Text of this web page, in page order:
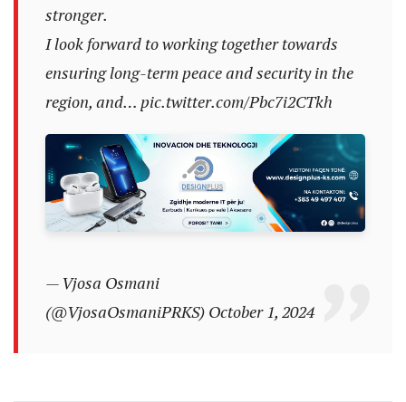
stronger.
I look forward to working together towards
ensuring long-term peace and security in the
region, and… pic.twitter.com/Pbc7i2CTkh
— Vjosa Osmani
(@VjosaOsmaniPRKS) October 1, 2024